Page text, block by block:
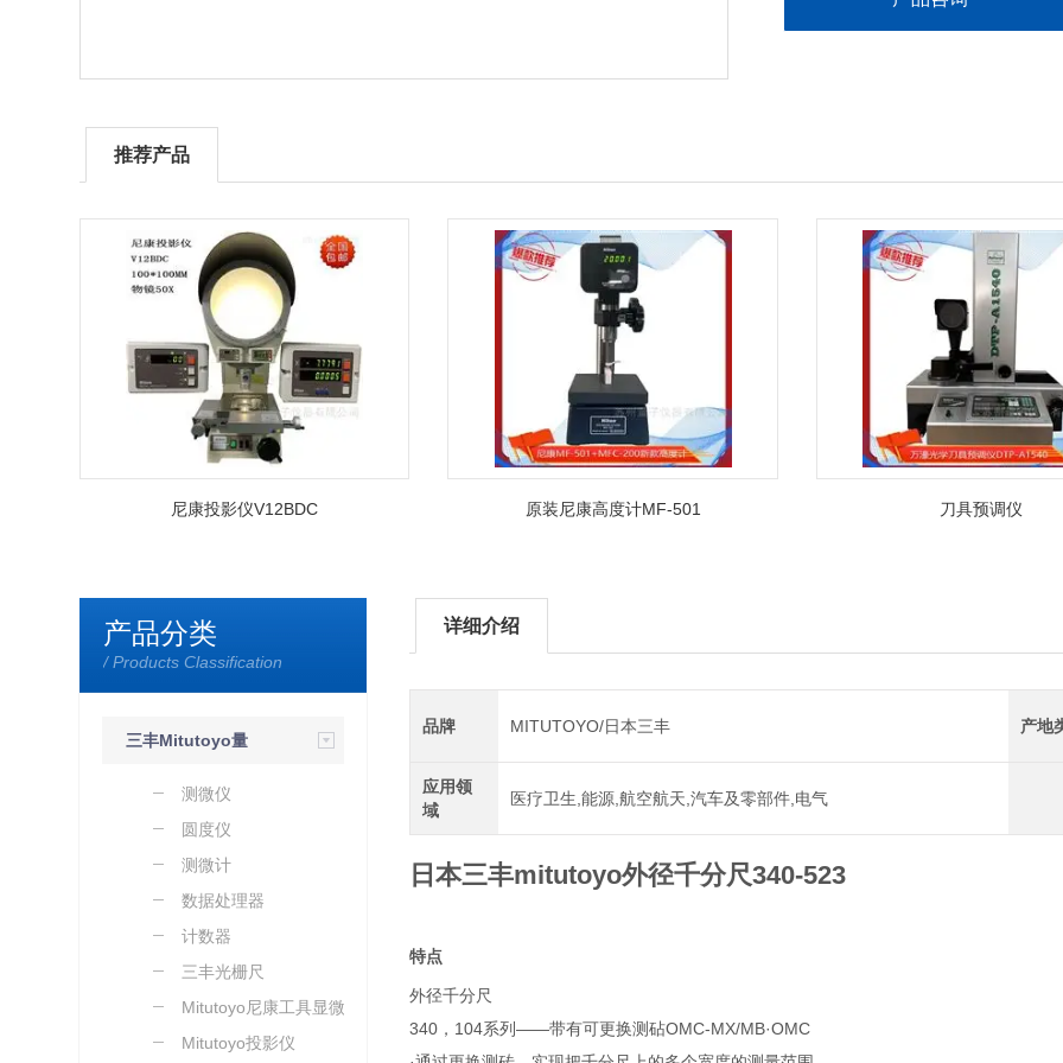
推荐产品
尼康投影仪V12BDC 原装尼康高度计MF-501 刀具预调仪
产品分类
/ Products Classification
三丰Mitutoyo量
测微仪
圆度仪
测微计
数据处理器
计数器
三丰光栅尺
Mitutoyo尼康工具显微镜
Mitutoyo投影仪
详细介绍
品牌 MITUTOYO/日本三丰 产地
应用领
域
医疗卫生,能源,航空航天,汽车及零部件,电气
日本三丰mitutoyo外径千分尺340-523
​特点
外径千分尺
340，104系列——带有可更换测砧OMC-MX/MB·OMC